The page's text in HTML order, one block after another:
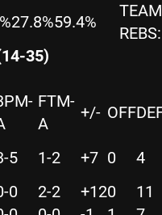
27.8%59.4%
TEAM
35)
FTM-
A
+/- OFF
5 1-2 +7 0
4
0 2-2 +120
11